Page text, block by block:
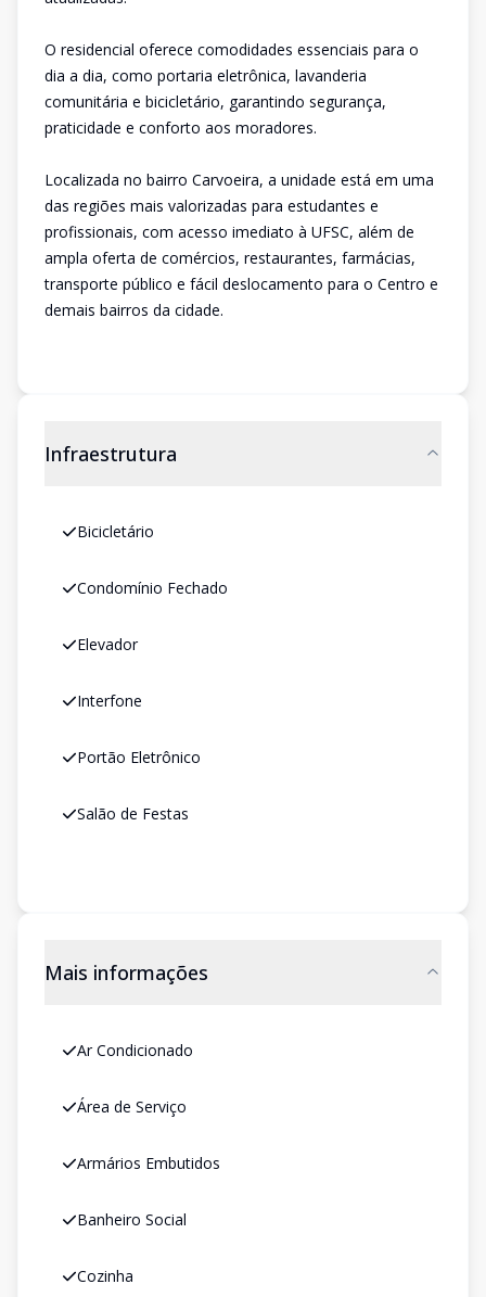
O residencial oferece comodidades essenciais para o
dia a dia, como portaria eletrônica, lavanderia
comunitária e bicicletário, garantindo segurança,
praticidade e conforto aos moradores.
Localizada no bairro Carvoeira, a unidade está em uma
das regiões mais valorizadas para estudantes e
profissionais, com acesso imediato à UFSC, além de
ampla oferta de comércios, restaurantes, farmácias,
transporte público e fácil deslocamento para o Centro e
demais bairros da cidade.
Infraestrutura
Bicicletário
Condomínio Fechado
Elevador
Interfone
Portão Eletrônico
Salão de Festas
Mais informações
Ar Condicionado
Área de Serviço
Armários Embutidos
Banheiro Social
Cozinha